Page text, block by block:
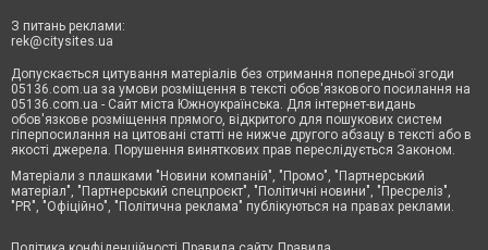
З питань реклами:
rek@citysites.ua
Допускається цитування матеріалів без отримання попередньої згоди
05136.com.ua за умови розміщення в тексті обов'язкового посилання на
05136.com.ua - Сайт міста Южноукраїнська. Для інтернет-видань
обов'язкове розміщення прямого, відкритого для пошукових систем
гіперпосилання на цитовані статті не нижче другого абзацу в тексті або в
якості джерела. Порушення виняткових прав переслідується Законом.
Матеріали з плашками "Новини компаній", "Промо", "Партнерський
матеріал", "Партнерський спецпроєкт", "Політичні новини", "Пресреліз",
"PR", "Офіційно", "Політична реклама" публікуються на правах реклами.